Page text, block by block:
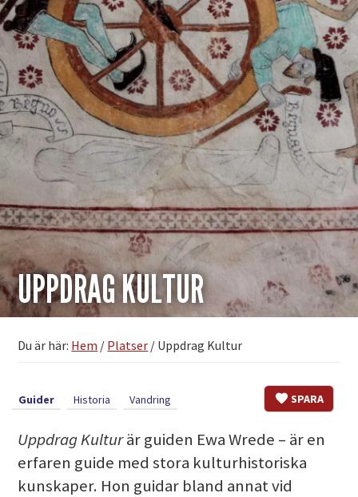
UPPDRAG KULTUR
Du är här: Hem / Platser / Uppdrag Kultur
SPARA
Guider Historia Vandring
Uppdrag Kulturär guiden Ewa Wrede – är en
erfaren guide med stora kulturhistoriska
kunskaper. Hon guidar bland annat vid